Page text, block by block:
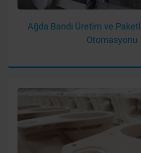
Ağda Bandı Üreti̇m ve
Otomasyonu